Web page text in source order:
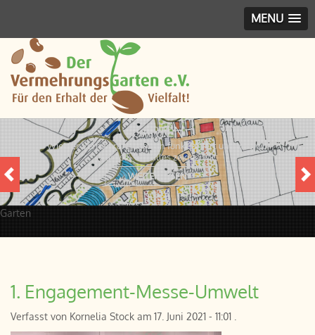
MENU
Garten
GARTEN
Wie der Vermehrungsgarten funktioniert und was wo
wächst - das alles zeigen wir.
WEITERLESEN
1. Engagement-Messe-Umwelt
Verfasst von Kornelia Stock am 17. Juni 2021 - 11:01